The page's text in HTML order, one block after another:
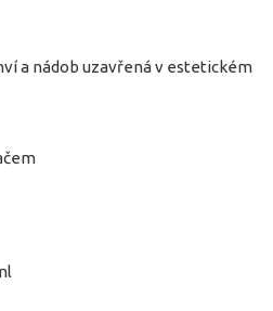
a nádob uzavřená v estetickém